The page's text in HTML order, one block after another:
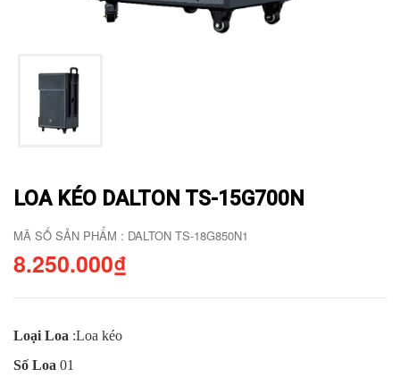
LOA KÉO DALTON TS-15G700N
MÃ SỐ SẢN PHẨM : DALTON TS-18G850N1
8.250.000₫
Loại Loa :Loa kéo
Số Loa 01